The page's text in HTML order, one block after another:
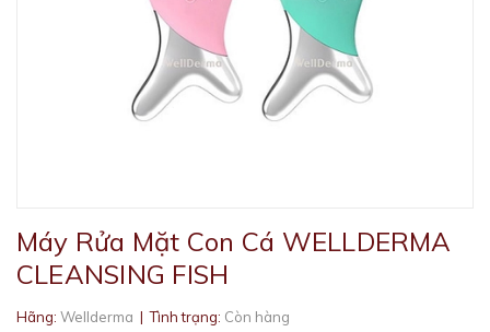
Máy Rửa Mặt Con Cá WELLDERMA
CLEANSING FISH
Hãng: Wellderma | Tình trạng: Còn hàng